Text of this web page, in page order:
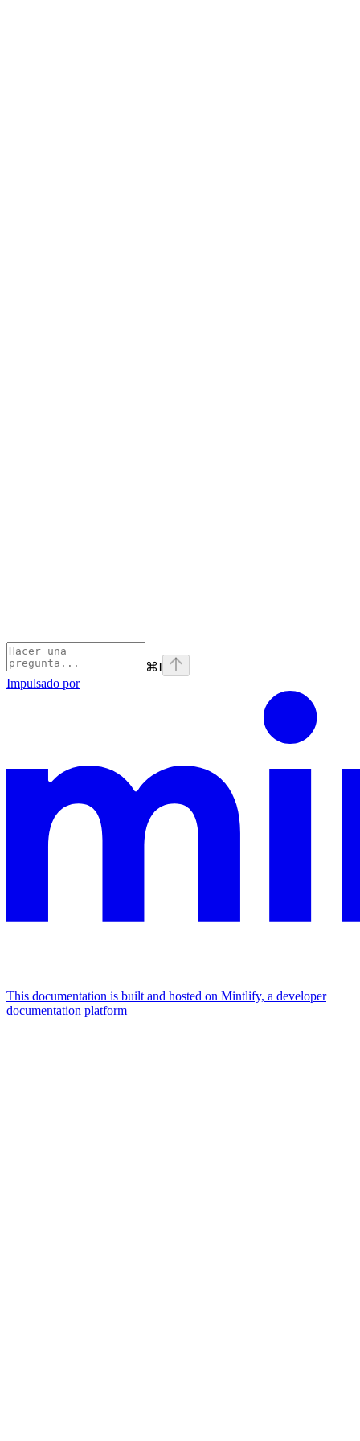
⌘I
Impulsado por
This documentation is built and hosted on Mintlify, a developer
documentation platform